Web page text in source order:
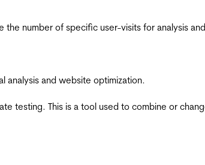
number of specific user-visits for analysis
analysis and website optimization.
testing. This is a tool used to combine or